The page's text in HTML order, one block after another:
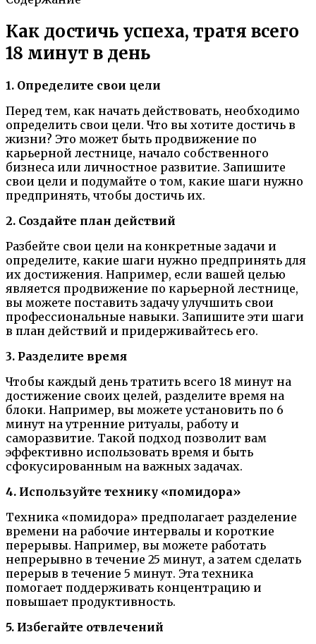
Как достичь успеха, тратя всего
18 минут в день
1. Определите свои цели
Перед тем, как начать действовать, необходимо
определить свои цели. Что вы хотите достичь в
жизни? Это может быть продвижение по
карьерной лестнице, начало собственного
бизнеса или личностное развитие. Запишите
свои цели и подумайте о том, какие шаги нужно
предпринять, чтобы достичь их.
2. Создайте план действий
Разбейте свои цели на конкретные задачи и
определите, какие шаги нужно предпринять для
их достижения. Например, если вашей целью
является продвижение по карьерной лестнице,
вы можете поставить задачу улучшить свои
профессиональные навыки. Запишите эти шаги
в план действий и придерживайтесь его.
3. Разделите время
Чтобы каждый день тратить всего 18 минут на
достижение своих целей, разделите время на
блоки. Например, вы можете установить по 6
минут на утренние ритуалы, работу и
саморазвитие. Такой подход позволит вам
эффективно использовать время и быть
сфокусированным на важных задачах.
4. Используйте технику «помидора»
Техника «помидора» предполагает разделение
времени на рабочие интервалы и короткие
перерывы. Например, вы можете работать
непрерывно в течение 25 минут, а затем сделать
перерыв в течение 5 минут. Эта техника
помогает поддерживать концентрацию и
повышает продуктивность.
5. Избегайте отвлечений